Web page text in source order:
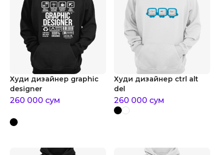
Худи дизайнер graphic
designer
260 000 сум
Худи дизайнер ctrl alt
del
260 000 сум